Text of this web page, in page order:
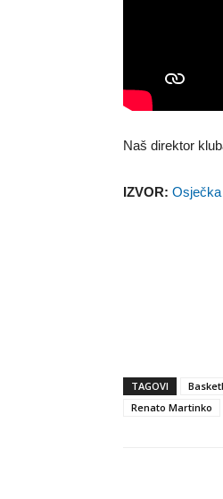
Naš direktor
IZVOR:
TAGOVI
Renato Martinko